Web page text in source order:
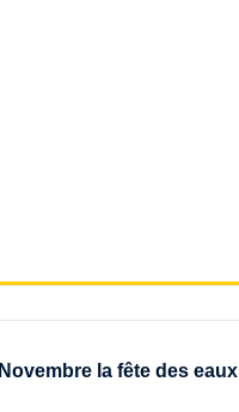
Novembre la fête des eaux